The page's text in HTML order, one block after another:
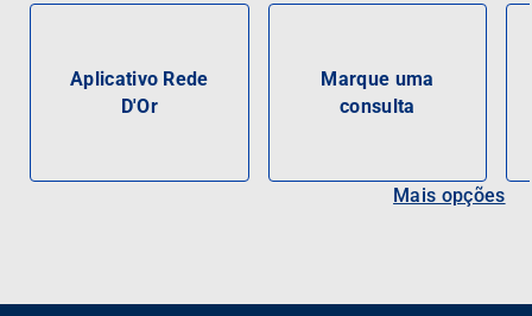
Aplicativo Rede
D'Or
Marque uma
consulta
Mais opções